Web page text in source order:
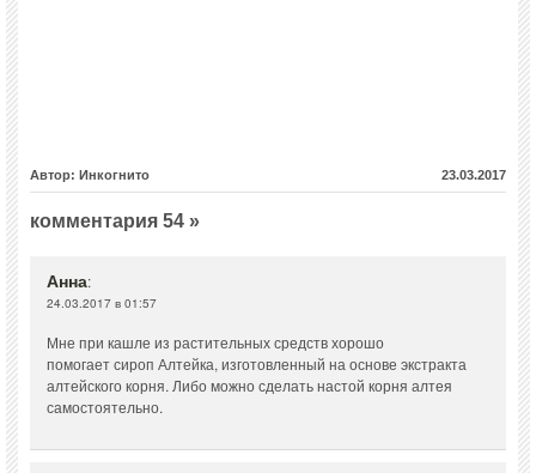
Автор: Инкогнито 23.03.2017
комментария 54 »
Анна:
24.03.2017 в 01:57
Мне при кашле из растительных средств хорошо
помогает сироп Алтейка, изготовленный на основе экстракта
алтейского корня. Либо можно сделать настой корня алтея
самостоятельно.